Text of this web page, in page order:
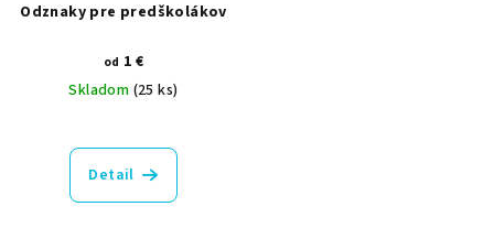
Odznaky pre predškolákov
od 1 €
Skladom (25 ks)
Detail